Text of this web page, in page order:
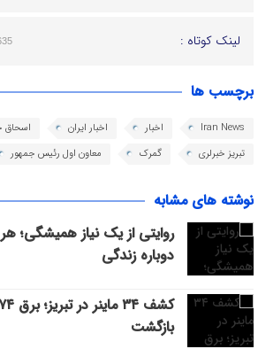
لینک کوتاه :
برچسب ها
Iran News اخبار اخبار ایران اسحاق
تبریز خبرلری
گمرک معاون اول رئیس جمهور
نوشته های مشابه
روایتی از یک نیاز همیشگی؛
دوباره زندگی
بازگشت